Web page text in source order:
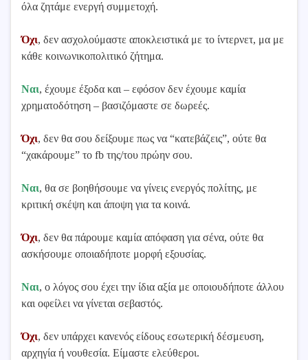
όλα ζητάμε ενεργή συμμετοχή.
Όχι, δεν ασχολούμαστε αποκλειστικά με το ίντερνετ, μα με
κάθε κοινωνικοπολιτικό ζήτημα.
Ναι, έχουμε έξοδα και – εφόσον δεν έχουμε καμία
χρηματοδότηση – βασιζόμαστε σε δωρεές.
Όχι, δεν θα σου δείξουμε πως να “κατεβάζεις”, ούτε θα
“χακάρουμε” το fb της/του πρώην σου.
Ναι, θα σε βοηθήσουμε να γίνεις ενεργός πολίτης, με
κριτική σκέψη και άποψη για τα κοινά.
Όχι, δεν θα πάρουμε καμία απόφαση για σένα, ούτε θα
ασκήσουμε οποιαδήποτε μορφή εξουσίας.
Ναι, ο λόγος σου έχει την ίδια αξία με οποιουδήποτε άλλου
και οφείλει να γίνεται σεβαστός.
Όχι, δεν υπάρχει κανενός είδους εσωτερική δέσμευση,
αρχηγία ή νουθεσία. Είμαστε ελεύθεροι.